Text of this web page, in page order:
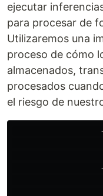
ejecutar
para procesar de
Utilizaremos una
proceso de cómo
almacenados,
procesados
el riesgo de